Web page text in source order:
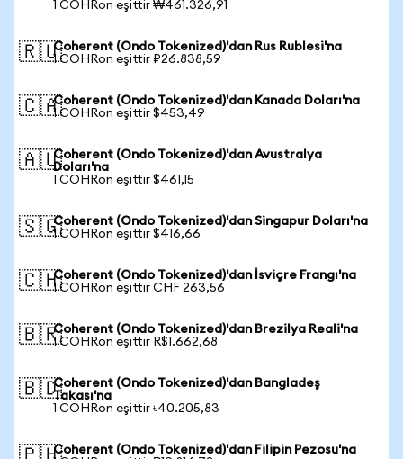
1 COHRon eşittir ₩461.326,91
🇷🇺Coherent (Ondo Tokenized)'dan Rus Rublesi'na
1 COHRon eşittir ₽26.838,59
🇨🇦Coherent (Ondo Tokenized)'dan Kanada Doları'na
1 COHRon eşittir $453,49
🇦🇺Coherent (Ondo Tokenized)'dan Avustralya
Doları'na
1 COHRon eşittir $461,15
🇸🇬Coherent (Ondo Tokenized)'dan Singapur Doları'na
1 COHRon eşittir $416,66
🇨🇭Coherent (Ondo Tokenized)'dan İsviçre Frangı'na
1 COHRon eşittir CHF 263,56
🇧🇷Coherent (Ondo Tokenized)'dan Brezilya Reali'na
1 COHRon eşittir R$1.662,68
🇧🇩Coherent (Ondo Tokenized)'dan Bangladeş
Takası'na
1 COHRon eşittir ৳40.205,83
Coherent (Ondo Tokenized)'dan Filipin Pezosu'na